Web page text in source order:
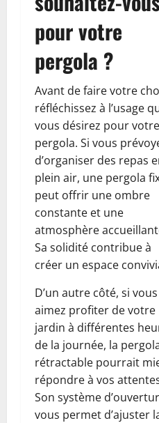
pour votre
pergola ?
Avant de faire votre
réfléchissez à l’usage
vous désirez pour votre
pergola. Si vous
d’organiser des repas
plein air, une pergola
peut offrir une ombre
constante et une
atmosphère
Sa solidité contribue à
créer un espace
D’un autre côté, si vous
aimez profiter de votre
jardin à différentes
de la journée, la
rétractable pourrait
répondre à vos
Son système
vous permet d’ajuster